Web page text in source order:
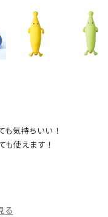
も気持ちいい！
も使えます！
る